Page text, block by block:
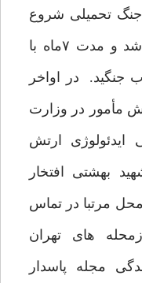
تحمیلی شروع
شد وایشان عازم جبهه جنگ شد و مدت ۷ماه با
جنگید. در اواخر
مأمور در وزارت
ارتش
بهشتی افتخار
محل مرتبا در تماس
های تهران
مجله پاسدار